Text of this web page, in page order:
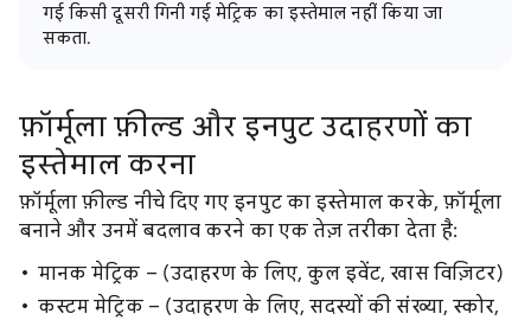
गई किसी दूसरी गिनी गई मेट्रिक का इस्तेमाल नहीं किया जा
सकता.
फ़ॉर्मूला फ़ील्ड और इनपुट उदाहरणों का
इस्तेमाल करना
फ़ॉर्मूला फ़ील्ड नीचे दिए गए इनपुट का इस्तेमाल करके, फ़ॉर्मूला
बनाने और उनमें बदलाव करने का एक तेज़ तरीका देता है:
मानक मेट्रिक – (उदाहरण के लिए, कुल इवेंट, खास विज़िटर)
कस्टम मेट्रिक – (उदाहरण के लिए, सदस्यों की संख्या, स्कोर,